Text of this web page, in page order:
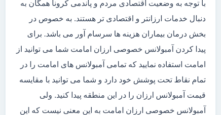
با توجه به وضعیت اقتصادی مردم و پاندمی کرونا همگان به
دنبال خدمات ارزانتر و اقتصادی تر هستند. به خصوص در
بخش درمان بیماران هزینه ها سرسام آور می باشد. برای
پیدا کردن آمبولانس خصوصی ارزان امامت شما می توانید از
امامت استفاده نمایید که تمامی آمبولانس های امامت را در
تمام نقاط تحت پوشش خود دارد و شما می توانید با مقایسه
قیمت آمبولانس ارزان را در این منطقه پیدا کنید. ولی
آمبولانس خصوصی ارزان امامت به این معنی نیست که این